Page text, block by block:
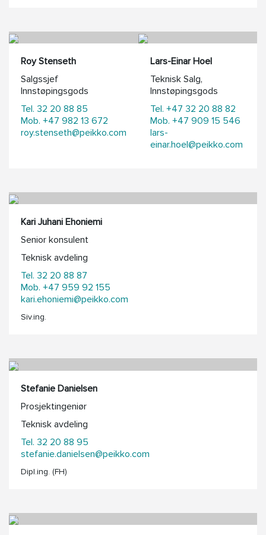
Roy Stenseth
Salgssjef
Innstøpingsgods
Tel. 32 20 88 85
Mob. +47 982 13 672
roy.stenseth@peikko.com
Lars-Einar Hoel
Teknisk Salg,
Innstøpingsgods
Tel. +47 32 20 88 82
Mob. +47 909 15 546
lars-
einar.hoel@peikko.com
Kari Juhani Ehoniemi
Senior konsulent
Teknisk avdeling
Tel. 32 20 88 87
Mob. +47 959 92 155
kari.ehoniemi@peikko.com
Siv.ing.
Stefanie Danielsen
Prosjektingeniør
Teknisk avdeling
Tel. 32 20 88 95
stefanie.danielsen@peikko.com
Dipl.ing. (FH)